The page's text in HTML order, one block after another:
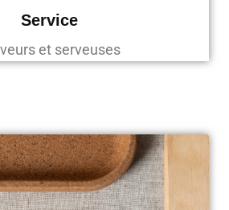
Service
et serveuses